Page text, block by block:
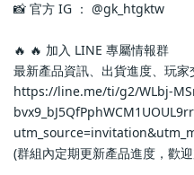
📸 官方 IG ： @gk_htgktw
🔥 🔥 加入 LINE 專屬情報群
最新產品資訊、出貨進度、玩家
https://line.me/ti/g2/WLbj-
(群組內定期更新產品進度，歡